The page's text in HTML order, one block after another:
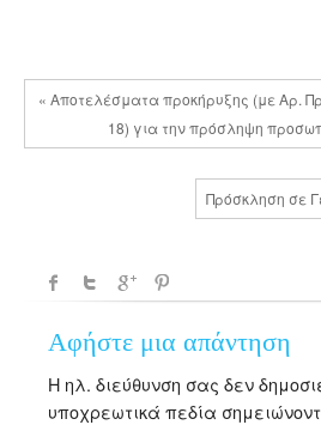
« Αποτελέσματα προκήρυξης (με Αρ.
18) για την πρόσληψη
Πρόσκληση σε
Αφήστε μια απάντηση
Η ηλ. διεύθυνση σας δεν
υποχρεωτικά πεδία